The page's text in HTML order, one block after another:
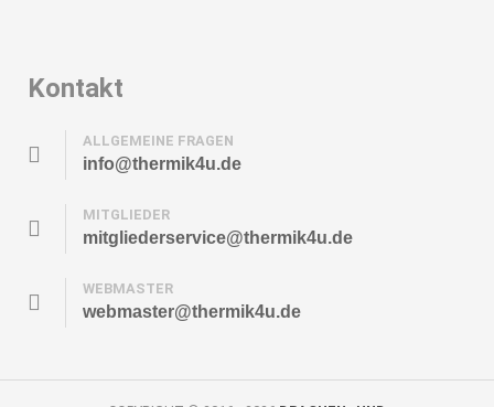
Kontakt
ALLGEMEINE FRAGEN
info@thermik4u.de
MITGLIEDER
mitgliederservice@thermik4u.de
WEBMASTER
webmaster@thermik4u.de